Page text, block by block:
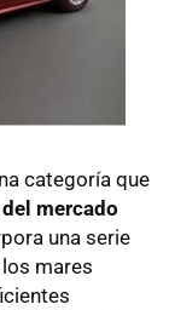
categoría que
mercado
una serie
mares